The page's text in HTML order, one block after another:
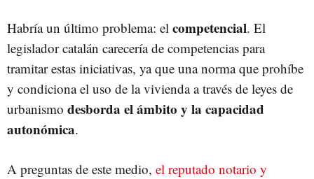
Habría un último problema: el competencial. El
legislador catalán carecería de competencias para
tramitar estas iniciativas, ya que una norma que prohíbe
y condiciona el uso de la vivienda a través de leyes de
urbanismo desborda el ámbito y la capacidad
autonómica.
A preguntas de este medio, el reputado notario y